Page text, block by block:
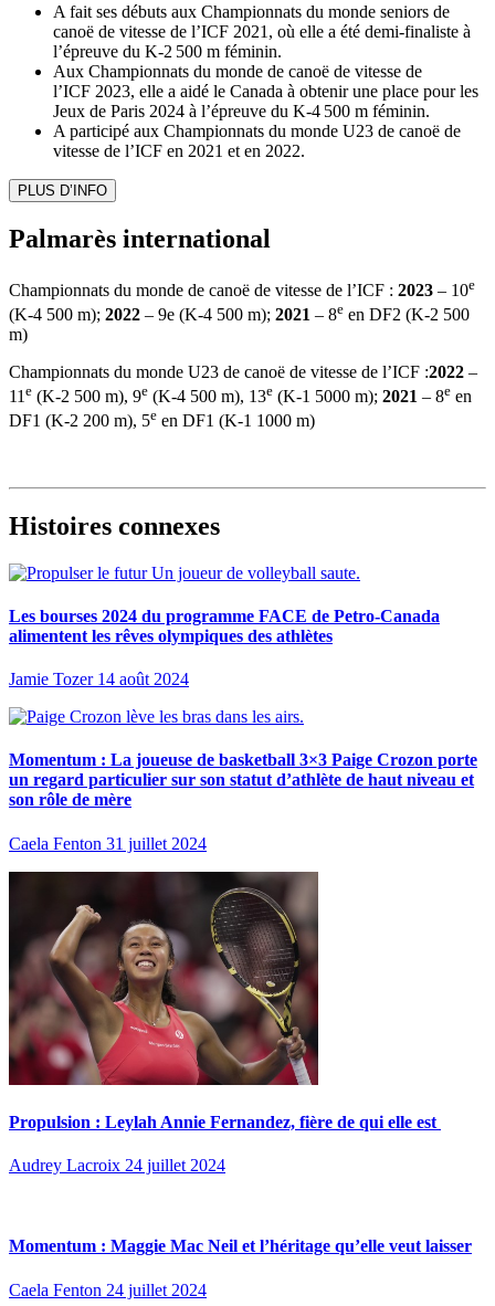
A fait ses débuts aux Championnats du monde seniors de
canoë de vitesse de l’ICF 2021, où elle a été demi-finaliste à
l’épreuve du K-2 500 m féminin.
Aux Championnats du monde de canoë de vitesse de
l’ICF 2023, elle a aidé le Canada à obtenir une place pour les
Jeux de Paris 2024 à l’épreuve du K-4 500 m féminin.
A participé aux Championnats du monde U23 de canoë de
vitesse de l’ICF en 2021 et en 2022.
PLUS D’INFO
Palmarès international
Championnats du monde de canoë de vitesse de l’ICF : 2023 – 10e
(K-4 500 m); 2022 – 9e (K-4 500 m); 2021 – 8e en DF2 (K-2 500
m)
Championnats du monde U23 de canoë de vitesse de l’ICF :2022 –
11e (K-2 500 m), 9e (K-4 500 m), 13e (K-1 5000 m); 2021 – 8e en
DF1 (K-2 200 m), 5e en DF1 (K-1 1000 m)
Histoires connexes
Les bourses 2024 du programme FACE de Petro-Canada
alimentent les rêves olympiques des athlètes
Jamie Tozer 14 août 2024
Momentum : La joueuse de basketball 3×3 Paige Crozon porte
un regard particulier sur son statut d’athlète de haut niveau et
son rôle de mère
Caela Fenton 31 juillet 2024
Propulsion : Leylah Annie Fernandez, fière de qui elle est
Audrey Lacroix 24 juillet 2024
Momentum : Maggie Mac Neil et l’héritage qu’elle veut laisser
Caela Fenton 24 juillet 2024